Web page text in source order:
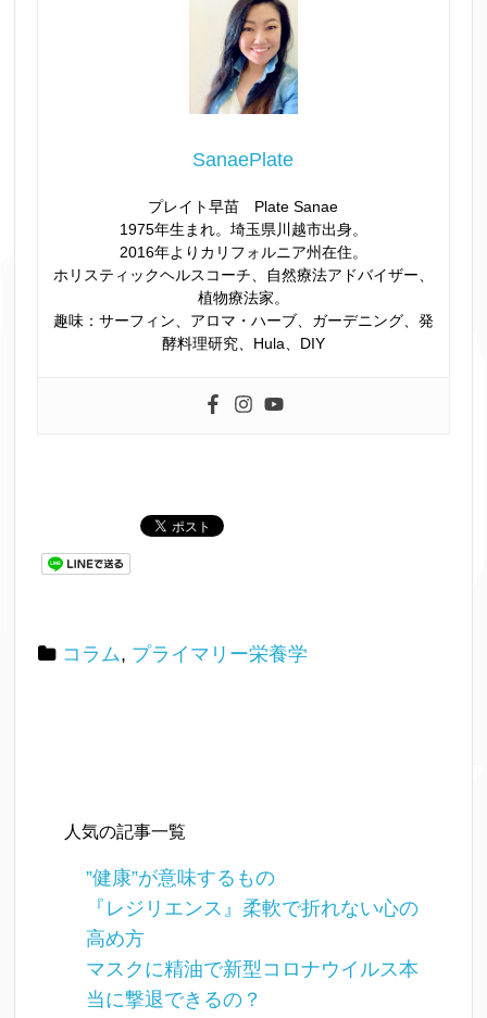
SanaePlate
プレイト早苗 Plate Sanae
1975年生まれ。埼玉県川越市出身。
2016年よりカリフォルニア州在住。
ホリスティックヘルスコーチ、自然療法アドバイザー、
植物療法家。
趣味：サーフィン、アロマ・ハーブ、ガーデニング、発
酵料理研究、Hula、DIY
コラム, プライマリー栄養学
人気の記事一覧
”健康”が意味するもの
『レジリエンス』柔軟で折れない心の
高め方
マスクに精油で新型コロナウイルス本
当に撃退できるの？